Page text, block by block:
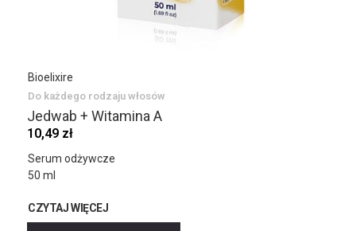
Bioelixire
Do każdego rodzaju włosów
Jedwab + Witamina A
10,49 zł
Serum odżywcze
50 ml
CZYTAJ WIĘCEJ